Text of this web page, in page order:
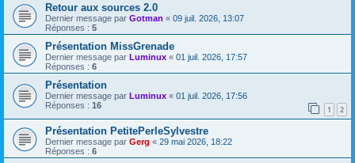
Retour aux sources 2.0
Dernier message par Gotman « 09 juil. 2026, 13:07
Réponses : 5
Présentation MissGrenade
Dernier message par Luminux « 01 juil. 2026, 17:57
Réponses : 6
Présentation
Dernier message par Luminux « 01 juil. 2026, 17:56
Réponses : 16 1 2
Présentation PetitePerleSylvestre
Dernier message par Gerg « 29 mai 2026, 18:22
Réponses : 6